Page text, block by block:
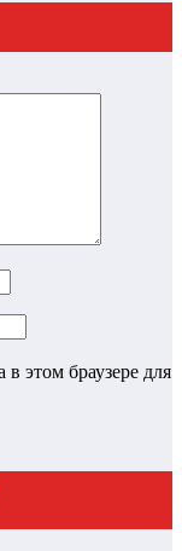
этом браузере для